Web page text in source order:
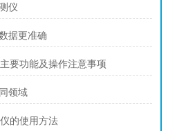
仪
据更准确
要功能及操作注意事项
领域
的使用方法